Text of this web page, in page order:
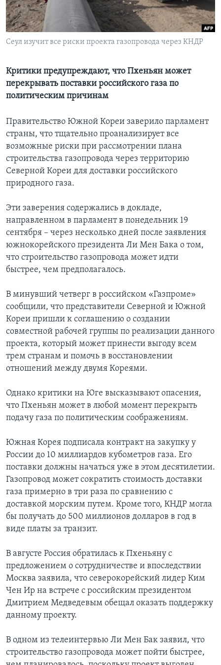
Learning English
СОЦИАЛЬНЫЕ СЕТИ
Языки
Сеул изучит все риски проекта газопровода через КНДР
Критики предупреждают, что Пхеньян может
перекрывать поставки российского газа по
политическим причинам
Правительство Южной Кореи заверило парламент
страны, что тщательно проанализирует все
возможные риски при рассмотрении плана
строительства газопровода через территорию
Северной Кореи для доставки российского
природного газа.
Эти заверения содержались в докладе,
направленном в парламент в понедельник 19
сентября – через несколько дней после заявления
южнокорейского президента Ли Мен Бака о том,
что строительство газопровода может идти
быстрее, чем предполагалось.
В минувший четверг в российском «Газпроме»
сообщили, что представители Северной и Южной
Кореи пришли к соглашению о создании
совместной рабочей группы по реализации данного
проекта, который может принести выгоду всем
трем странам и помочь в восстановлении
отношений между двумя Кореями.
Однако критики на Юге высказывают опасения,
что Пхеньян может в любой момент перекрыть
подачу газа по политическим соображениям.
Южная Корея подписала контракт на закупку у
России до 10 миллиардов кубометров газа. Его
поставки должны начаться уже в этом десятилетии.
Газопровод может сократить стоимость доставки
газа примерно в три раза по сравнению с
доставкой морским путем. Кроме того, КНДР могла
бы получать до 500 миллионов долларов в год в
виде платы за транзит.
В августе Россия обратилась к Пхеньяну с
предложением о сотрудничестве и впоследствии
Москва заявила, что северокорейский лидер Ким
Чен Ир на встрече с российским президентом
Дмитрием Медведевым обещал оказать поддержку
данному проекту.
В одном из телеинтервью Ли Мен Бак заявил, что
строительство газопровода может пойти быстрее,